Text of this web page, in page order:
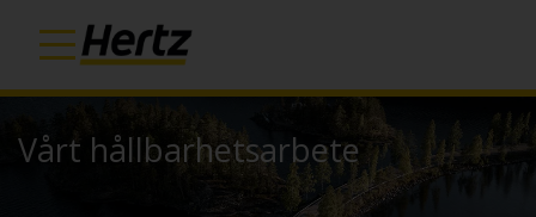
Vårt hållbarhetsarbete